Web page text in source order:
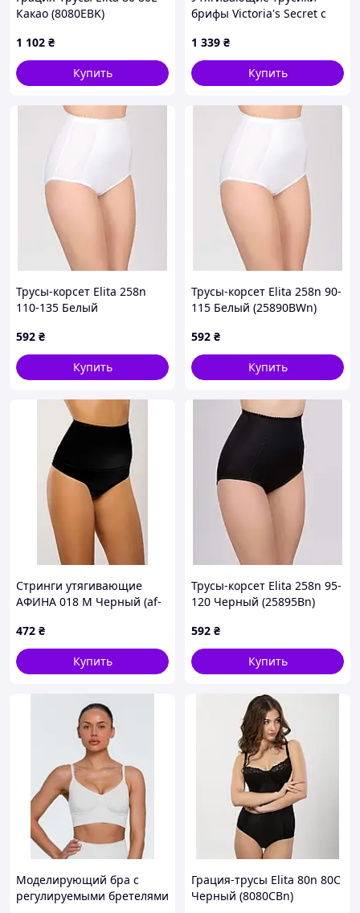
Какао (8080EВK)
1 102 ₴
Купить
брифы Victoria's Secret с
1159857611 (Бежевый M)
1 339 ₴
Купить
Трусы-корсет Elita 258n
110-135 Белый
592 ₴
Купить
Трусы-корсет Elita 258n 90-
115 Белый (25890BWn)
592 ₴
Купить
Стринги утягивающие
АФИНА 018 M Черный (af-
472 ₴
Купить
Трусы-корсет Elita 258n 95-
120 Черный (25895Bn)
592 ₴
Купить
Моделирующий бра с
регулируемыми бретелями
Грация-трусы Elita 80n 80C
Черный (8080CВn)